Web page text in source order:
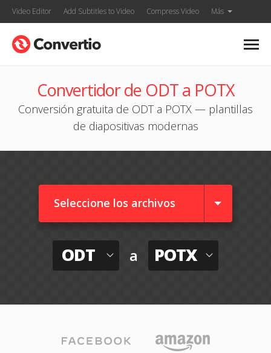
Video Editor Add Subtitles to Video Compress Video Más
Convertidor de ODT a POTX
Conversión gratuita de ODT a POTX — plantillas
de diapositivas modernas
Seleccione los archivos
ODT a POTX